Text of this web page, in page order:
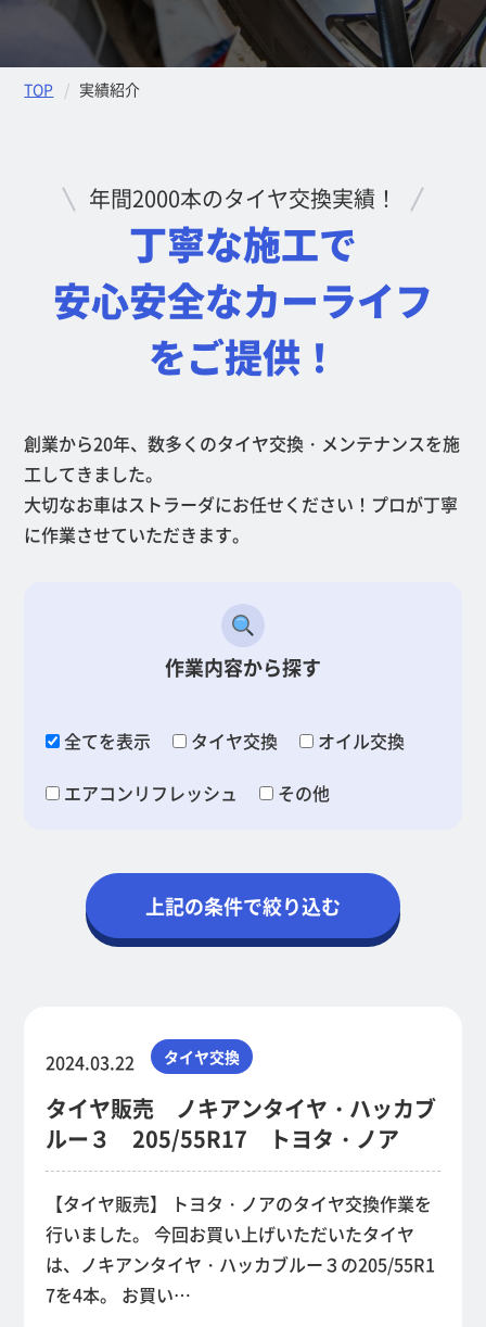
TOP 実績紹介
年間2000本のタイヤ交換実績！
丁寧な施工で
安心安全なカーライフ
をご提供！
創業から20年、数多くのタイヤ交換・メンテナンスを施
工してきました。
大切なお車はストラーダにお任せください！プロが丁寧
に作業させていただきます。
作業内容から探す
全てを表示 タイヤ交換
オイル交換
エアコンリフレッシュ
その他
2024.03.22 タイヤ交換
タイヤ販売 ノキアンタイヤ・ハッカブ
ルー３ 205/55R17 トヨタ・ノア
【タイヤ販売】 トヨタ・ノアのタイヤ交換作業を
行いました。 今回お買い上げいただいたタイヤ
は、ノキアンタイヤ・ハッカブルー３の205/55R1
7を4本。 お買い…